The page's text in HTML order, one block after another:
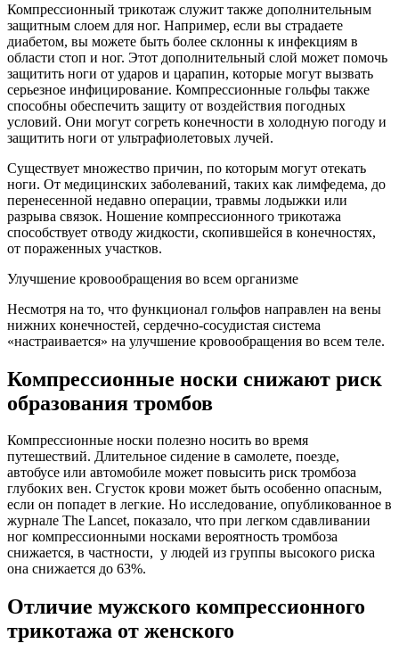
Компрессионный трикотаж служит также дополнительным
защитным слоем для ног. Например, если вы страдаете
диабетом, вы можете быть более склонны к инфекциям в
области стоп и ног. Этот дополнительный слой может помочь
защитить ноги от ударов и царапин, которые могут вызвать
серьезное инфицирование. Компрессионные гольфы также
способны обеспечить защиту от воздействия погодных
условий. Они могут согреть конечности в холодную погоду и
защитить ноги от ультрафиолетовых лучей.
Существует множество причин, по которым могут отекать
ноги. От медицинских заболеваний, таких как лимфедема, до
перенесенной недавно операции, травмы лодыжки или
разрыва связок. Ношение компрессионного трикотажа
способствует отводу жидкости, скопившейся в конечностях,
от пораженных участков.
Улучшение кровообращения во всем организме
Несмотря на то, что функционал гольфов направлен на вены
нижних конечностей, сердечно-сосудистая система
«настраивается» на улучшение кровообращения во всем теле.
Компрессионные носки снижают риск
образования тромбов
Компрессионные носки полезно носить во время
путешествий. Длительное сидение в самолете, поезде,
автобусе или автомобиле может повысить риск тромбоза
глубоких вен. Сгусток крови может быть особенно опасным,
если он попадет в легкие. Но исследование, опубликованное в
журнале The Lancet, показало, что при легком сдавливании
ног компрессионными носками вероятность тромбоза
снижается, в частности, у людей из группы высокого риска
она снижается до 63%.
Отличие мужского компрессионного
трикотажа от женского